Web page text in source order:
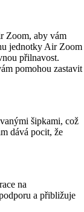
Zoom, aby vám
jednotky Air Zoom
přilnavost.
pomohou zastavit
šipkami, což
dává pocit, že
na
a přibližuje